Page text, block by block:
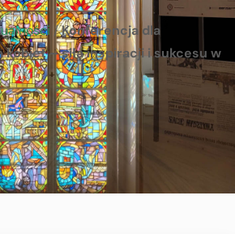
/Konferencja dla
– siła inspiracji i sukcesu w